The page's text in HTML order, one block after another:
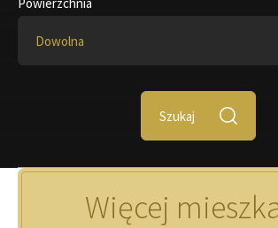
Dowolna
Szukaj
Więcej